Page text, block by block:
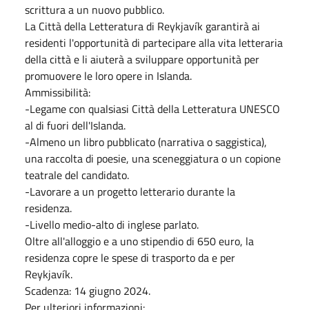
scrittura a un nuovo pubblico.
La Città della Letteratura di Reykjavík garantirà ai
residenti l'opportunità di partecipare alla vita letteraria
della città e li aiuterà a sviluppare opportunità per
promuovere le loro opere in Islanda.
Ammissibilità:
-Legame con qualsiasi Città della Letteratura UNESCO
al di fuori dell'Islanda.
-Almeno un libro pubblicato (narrativa o saggistica),
una raccolta di poesie, una sceneggiatura o un copione
teatrale del candidato.
-Lavorare a un progetto letterario durante la
residenza.
-Livello medio-alto di inglese parlato.
Oltre all'alloggio e a uno stipendio di 650 euro, la
residenza copre le spese di trasporto da e per
Reykjavík.
Scadenza: 14 giugno 2024.